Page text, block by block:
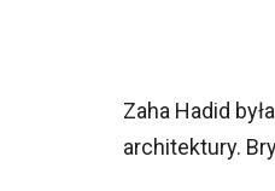
Zaha Hadid
architektury.